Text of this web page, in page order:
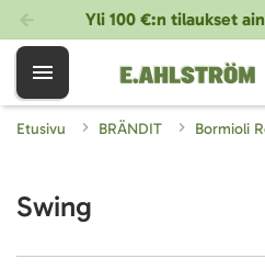
Yli 100 €:n tilaukset
Etusivu BRÄNDIT Bormioli
Swing